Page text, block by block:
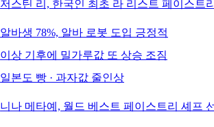
저스틴 리, 한국인 최초 라 리스트 페이스트
알바생 78%, 알바 로봇 도입 긍정적
이상 기후에 밀가루값 또 상승 조짐
일본도 빵 · 과자값 줄인상
니나 메타예, 월드 베스트 페이스트리 셰프